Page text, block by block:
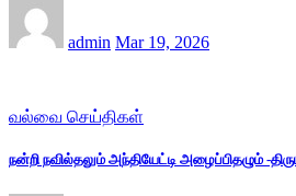
admin Mar 19, 2026
வல்வை செய்திகள்
நன்றி நவில்தலும் அந்தியேட்டி அழைப்பிதழும்